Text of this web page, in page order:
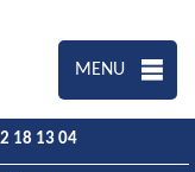
MENU
18 13 04